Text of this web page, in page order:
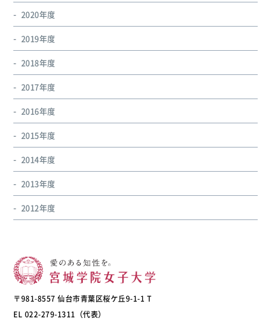
2020年度
2019年度
2018年度
2017年度
2016年度
2015年度
2014年度
2013年度
2012年度
〒981-8557 仙台市青葉区桜ケ丘9-1-1 T
EL 022-279-1311（代表）